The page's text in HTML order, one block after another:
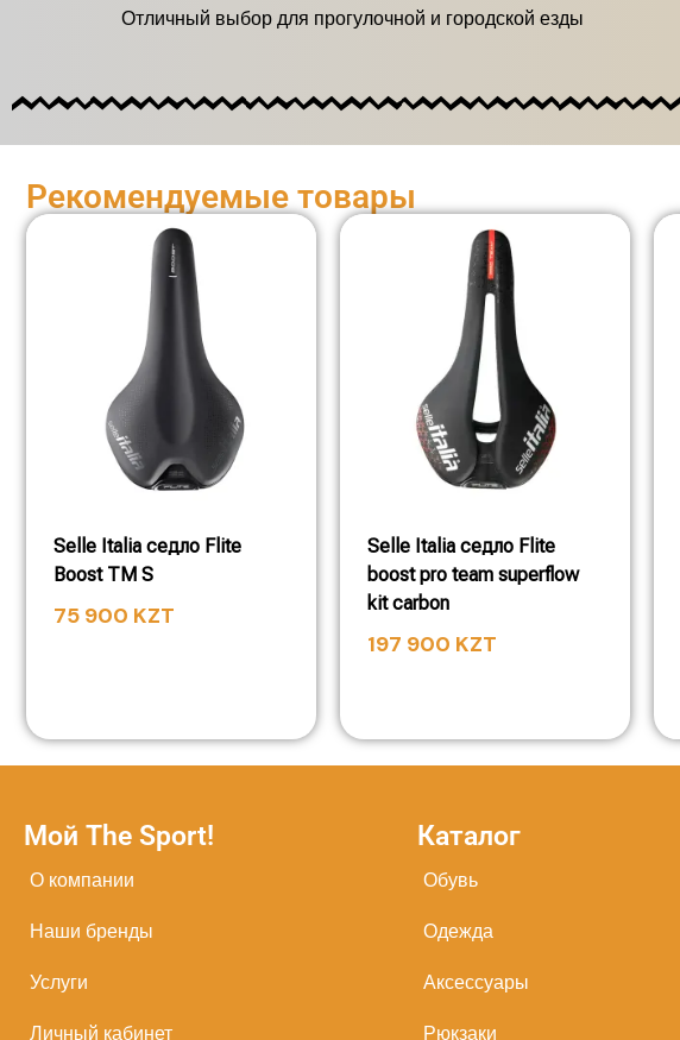
Отличный выбор для прогулочной и городской езды
Рекомендуемые товары
Selle Italia седло Flite
Boost TM S
75 900 KZT
Selle Italia седло Flite
boost pro team superflow
kit carbon
197 900 KZT
Мой The Sport!
О компании
Наши бренды
Услуги
Личный кабинет
Каталог
Обувь
Одежда
Аксессуары
Рюкзаки